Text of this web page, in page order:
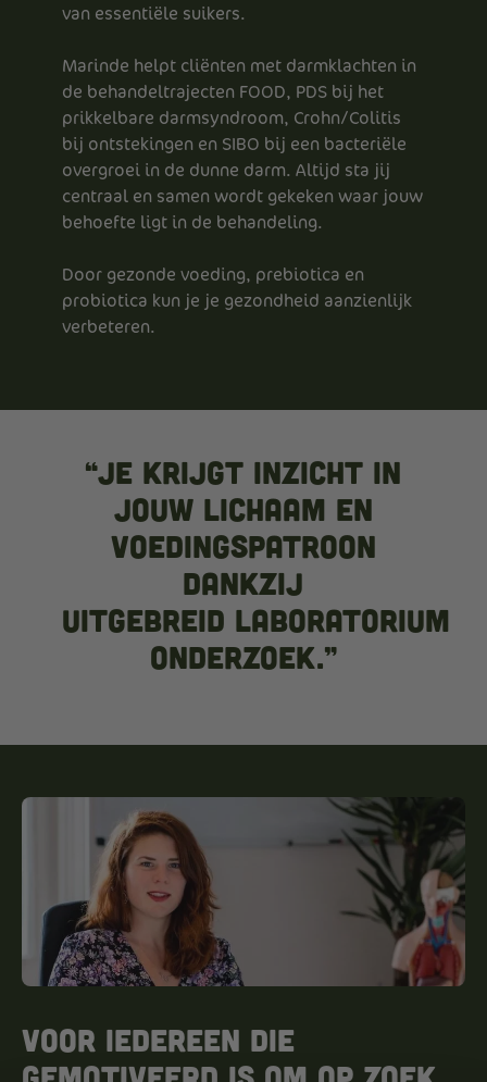
van essentiële suikers.
Marinde helpt cliënten met darmklachten in
de behandeltrajecten FOOD, PDS bij het
prikkelbare darmsyndroom, Crohn/Colitis
bij ontstekingen en SIBO bij een bacteriële
overgroei in de dunne darm. Altijd sta jij
centraal en samen wordt gekeken waar jouw
behoefte ligt in de behandeling.
Door gezonde voeding, prebiotica en
probiotica kun je je gezondheid aanzienlijk
verbeteren.
“Je krijgt inzicht in
jouw lichaam en
voedingspatroon
dankzij
uitgebreid laboratorium
onderzoek.”
Voor iedereen die